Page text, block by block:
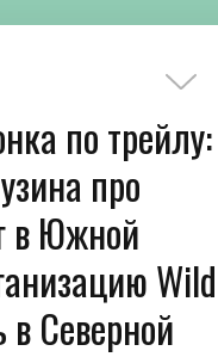
по трейлу:
про
в Южной
Wild
Северной